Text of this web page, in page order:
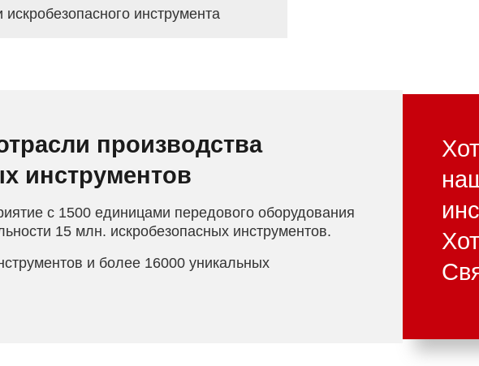
инструмента
производства
инструментов
с 1500 единицами передового оборудования
15 млн. искробезопасных инструментов.
и более 16000 уникальных